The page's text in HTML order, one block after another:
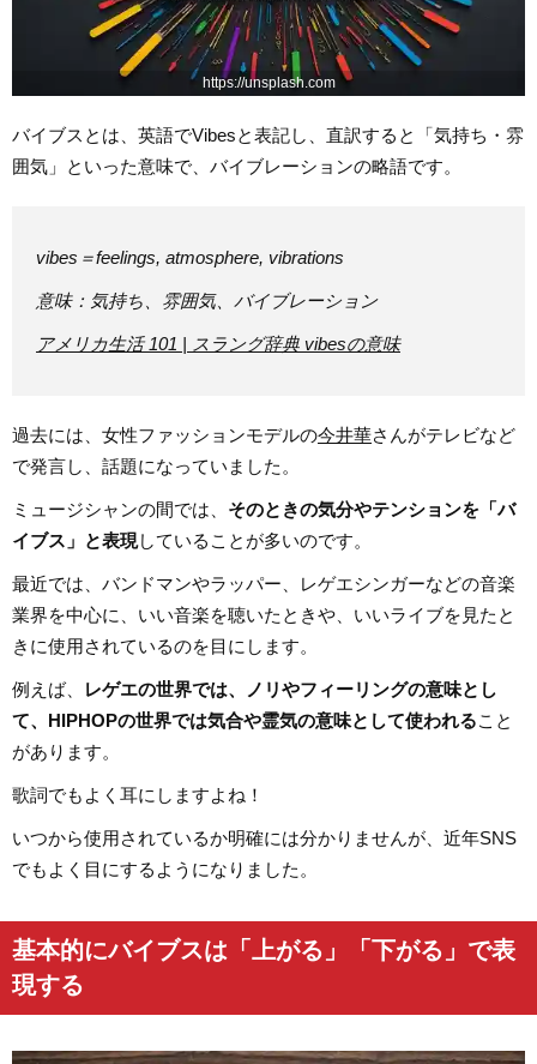
https://unsplash.com
バイブスとは、英語でVibesと表記し、直訳すると「気持ち・雰
囲気」といった意味で、バイブレーションの略語です。
vibes＝feelings, atmosphere, vibrations
意味：気持ち、雰囲気、バイブレーション
アメリカ生活 101 | スラング辞典 vibesの意味
過去には、女性ファッションモデルの今井華さんがテレビなど
で発言し、話題になっていました。
ミュージシャンの間では、 そのときの気分やテンションを「バ
イブス」と表現していることが多いのです。
最近では、バンドマンやラッパー、レゲエシンガーなどの音楽
業界を中心に、いい音楽を聴いたときや、いいライブを見たと
きに使用されているのを目にします。
例えば、
レゲエの世界では、ノリやフィーリングの意味とし
て、HIPHOPの世界では気合や霊気の意味として使われること
があります。
歌詞でもよく耳にしますよね！
いつから使用されているか明確には分かりませんが、近年SNS
でもよく目にするようになりました。
基本的にバイブスは「上がる」「下がる」で表
現する